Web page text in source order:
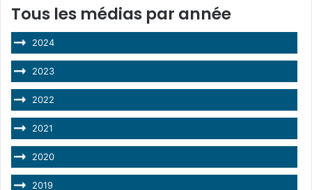
Tous les médias par année
2024
2023
2022
2021
2020
2019